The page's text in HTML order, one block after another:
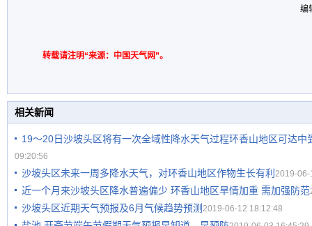
编
转载请注明“来源：中国天气网”。
相关新闻
19～20日沙坡头区将有一次全域性降水天气过程环香山地区可达中
09:20:56
沙坡头区未来一周多降水天气，对环香山地区作物生长有利 2019-06-
近一个月来沙坡头区降水普遍偏少 环香山地区旱情加重 需加强防范
沙坡头区近期天气预报及6月气候趋势预测 2019-06-12 18:12:48